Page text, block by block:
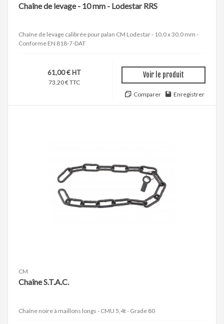
Chaîne de levage - 10 mm - Lodestar RRS
Chaîne de levage calibrée pour palan CM Lodestar - 10,0 x 30,0 mm -
Conforme EN 818-7-DAT
61,00 € HT
73,20 € TTC
Voir le produit
Comparer Enregistrer
CM
Chaîne S.T.A.C.
Chaîne noire à maillons longs - CMU 5,4t - Grade 80